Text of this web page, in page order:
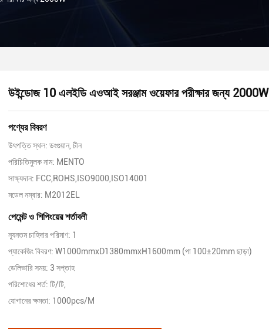
উইন্ডোজ 10 এলইডি এওআই সরঞ্জাম ওয়েফার পরীক্ষার জন্য 2000W
পণ্যের বিবরণ
উৎপত্তি স্থল: ডংগুয়ান, চীন
পরিচিতিমুলক নাম: MENTO
সাক্ষ্যদান: FCC,ROHS,ISO9000,ISO14001
মডেল নম্বার: M2012EL
পেমেন্ট ও শিপিংয়ের শর্তাবলী
ন্যূনতম চাহিদার পরিমাণ: 1
প্যাকেজিং বিবরণ: W1000mmxD1380mmxH1600mm (পা 100±20mm ছাড়া)
ডেলিভারি সময়: 3 সপ্তাহ
পরিশোধের শর্ত: টি/টি,
যোগানের ক্ষমতা: 1000pcs/M